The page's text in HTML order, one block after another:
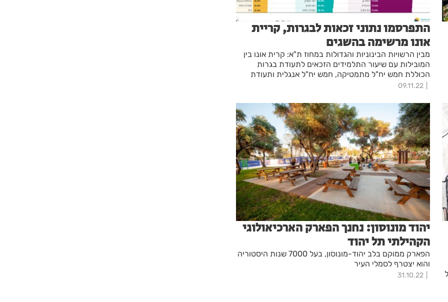
התפרסמו נתוני זכאות לבגרות, קריית
אונו מרשימה בהשגים
מבין הרשויות הבינוניות והגדולות במחוז ת"א: קרית אונו בין
המובילות עם שיעור התלמידים הזכאים לתעודת בגרות
הכוללת חמש יח"ל מתמטיקה, חמש יח"ל אנגלית ותעודת
בגרות מצטיינת
09.11.22
יהוד מונוסון: נחנך הפארק הארכיאולוגי
הקהילתי תל יהוד
הפארק ממוקם בלב יהוד-מונוסון, בעל 7000 שנות היסטוריה
והוא יצטרף לסמלי העיר
31.10.22